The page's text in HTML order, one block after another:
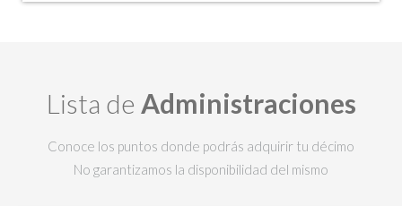
Lista de Administraciones
Conoce los puntos donde podrás adquirir tu décimo
No garantizamos la disponibilidad del mismo